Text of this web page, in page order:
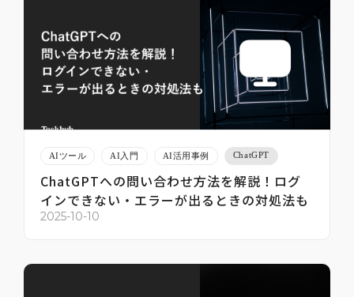
AIツール AI入門 AI活用事例 ChatGPT
ChatGPTへの問い合わせ方法を解説！ログ
インできない・エラーが出るときの対処法も
2025-10-10